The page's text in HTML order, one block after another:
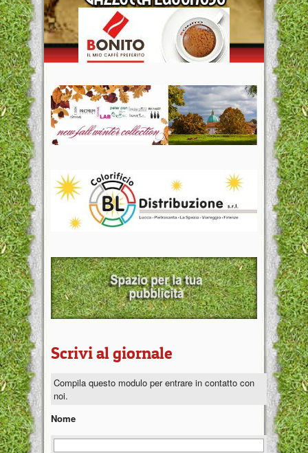
Scrivi al giornale
Compila questo modulo per entrare in contatto con
noi.
Nome